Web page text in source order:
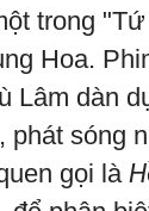
trong
Hoa.
Lâm dàn
phát sóng
gọi là